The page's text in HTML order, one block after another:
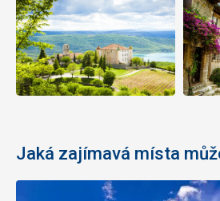
Jaká zajímavá místa